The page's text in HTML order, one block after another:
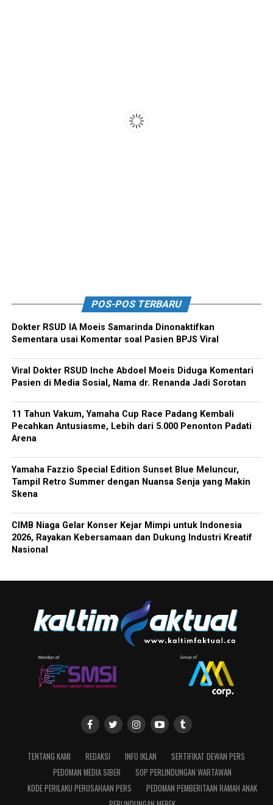
POS-POS TERBARU
Dokter RSUD IA Moeis Samarinda Dinonaktifkan
Sementara usai Komentar soal Pasien BPJS Viral
Viral Dokter RSUD Inche Abdoel Moeis Diduga Komentari
Pasien di Media Sosial, Nama dr. Renanda Jadi Sorotan
11 Tahun Vakum, Yamaha Cup Race Padang Kembali
Pecahkan Antusiasme, Lebih dari 5.000 Penonton Padati
Arena
Yamaha Fazzio Special Edition Sunset Blue Meluncur,
Tampil Retro Summer dengan Nuansa Senja yang Makin
Skena
CIMB Niaga Gelar Konser Kejar Mimpi untuk Indonesia
2026, Rayakan Kebersamaan dan Dukung Industri Kreatif
Nasional
TENTANG KAMI REDAKSI INFO IKLAN
SERTIFIKAT DEWAN PERS
PEDOMAN MEDIA SIBER
SOP PERLINDUNGAN WARTAWAN
KODE PERILAKU PERUSAHAAN PERS
PEDOMAN PEMBERITAAN RAMAH ANAK